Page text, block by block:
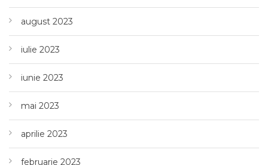
august 2023
iulie 2023
iunie 2023
mai 2023
aprilie 2023
februarie 2023